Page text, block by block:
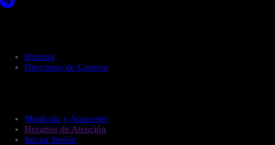
Historia
Directorio de Correos
Matrícula y Aranceles
Horarios de Atención
Iniciar Sesión